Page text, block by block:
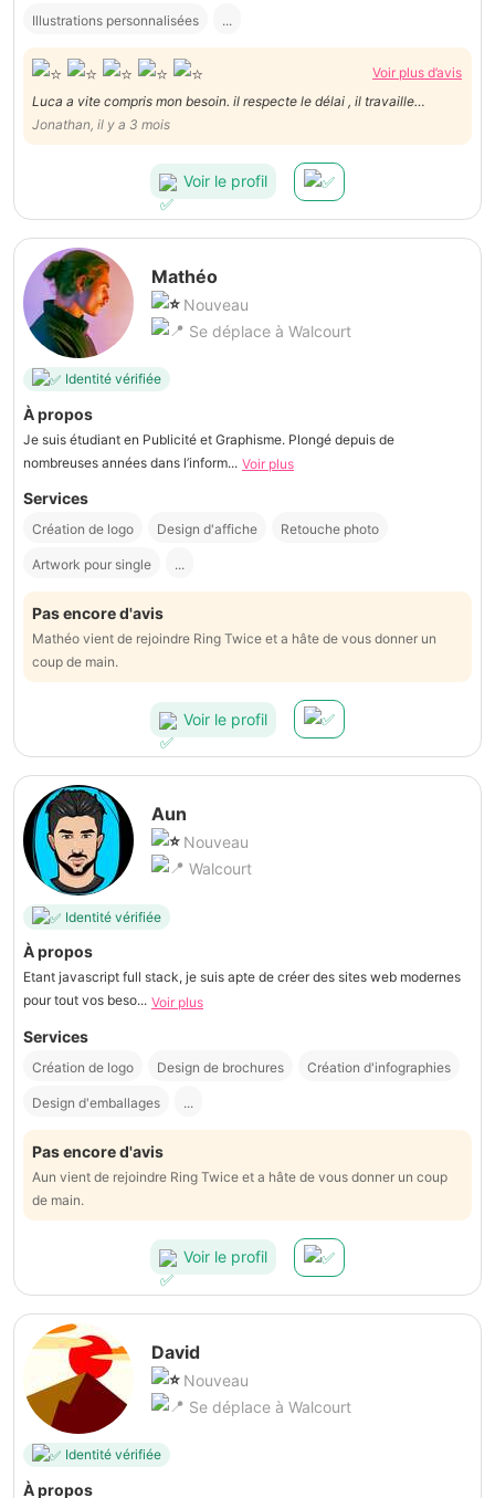
Illustrations personnalisées ...
Voir plus d’avis
Luca a vite compris mon besoin. il respecte le délai , il travaille
excessivement bien. Il est structuré et archi-pro .Bref, je recommande
vivement Luca qui en plus de tout est extrêmement sympathique.
Jonathan, il y a 3 mois
Voir le profil
Mathéo
Nouveau
Se déplace à Walcourt
Identité vérifiée
À propos
Je suis étudiant en Publicité et Graphisme. Plongé depuis de
nombreuses années dans l’inform... Voir plus
Services
Création de logo Design d'affiche Retouche photo
Artwork pour single ...
Pas encore d'avis
Mathéo vient de rejoindre Ring Twice et a hâte de vous donner un
coup de main.
Voir le profil
Aun
Nouveau
Walcourt
Identité vérifiée
À propos
Etant javascript full stack, je suis apte de créer des sites web modernes
pour tout vos beso... Voir plus
Services
Création de logo Design de brochures Création d'infographies
Design d'emballages ...
Pas encore d'avis
Aun vient de rejoindre Ring Twice et a hâte de vous donner un coup
de main.
Voir le profil
David
Nouveau
Se déplace à Walcourt
Identité vérifiée
À propos